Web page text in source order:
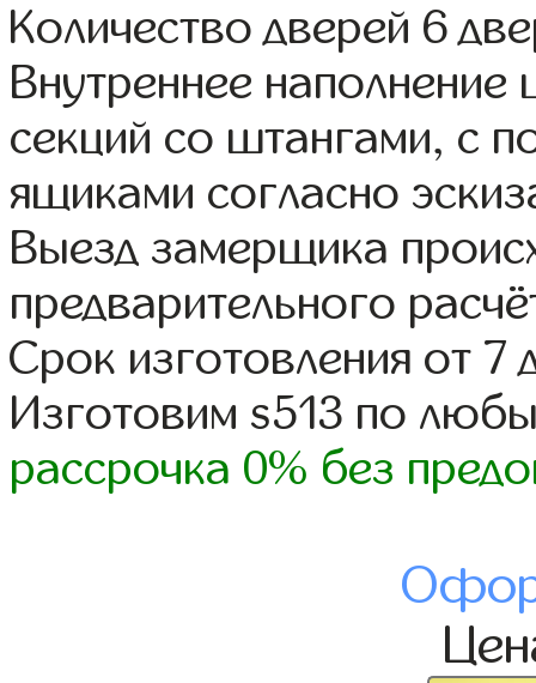
Количество дверей 6
Внутреннее
секций со штангами, с
ящиками согласно
Выезд замерщика
предварительного
Срок изготовления от 7
Изготовим s513 по
рассрочка 0% без